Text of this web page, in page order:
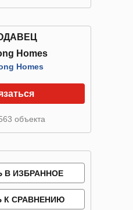
Homes
Homes
объекта
В ИЗБРАННОЕ
К СРАВНЕНИЮ